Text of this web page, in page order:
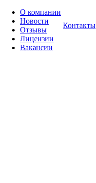
О компании
Новости
Отзывы
Лицензии
Вакансии
Контакты